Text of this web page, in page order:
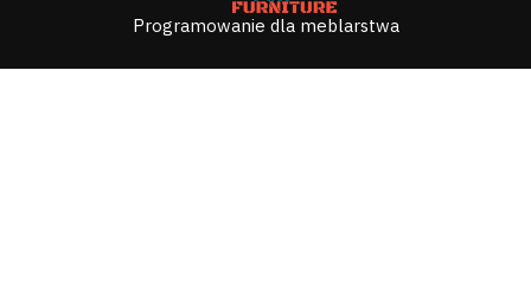
Programowanie dla meblarstwa